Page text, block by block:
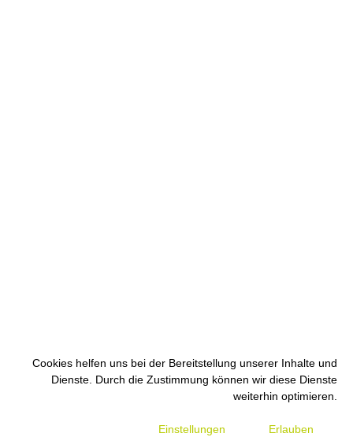
Cookies helfen uns bei der Bereitstellung unserer Inhalte und
Dienste. Durch die Zustimmung können wir diese Dienste
weiterhin optimieren.
Einstellungen Erlauben